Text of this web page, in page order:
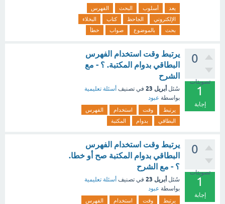
يعد أسلوب البحث
الفهرس
الإلكتروني
الجاحظ كتاب
البخلاء
بحث
بالموضوع صواب خطأ
0
تصويتات
1
إجابة
يرتبط وقت استخدام الفهرس
البطاقي بدوام المكتبة. ؟ - مع
الشرح
سُئل أبريل 23 في تصنيف أسئلة تعليمية
بواسطة عبود
يرتبط وقت استخدام
الفهرس
البطاقي
بدوام المكتبة
0
تصويتات
1
إجابة
يرتبط وقت استخدام الفهرس
البطاقي بدوام المكتبة صح أو خطا.
؟ - مع الشرح
سُئل أبريل 23 في تصنيف أسئلة تعليمية
بواسطة عبود
يرتبط وقت استخدام
الفهرس